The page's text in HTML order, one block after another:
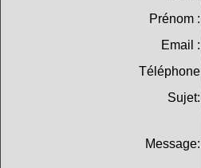
Prénom :
Email :
Téléphone
Sujet:
Message: